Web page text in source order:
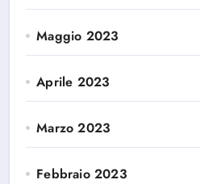
Maggio 2023
Aprile 2023
Marzo 2023
Febbraio 2023